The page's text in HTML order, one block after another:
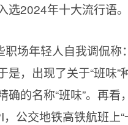
选2024年十大流行语
职场年轻人自我调侃
是，出现了关于“班
确的名称“班味”。再
公交地铁高铁航班